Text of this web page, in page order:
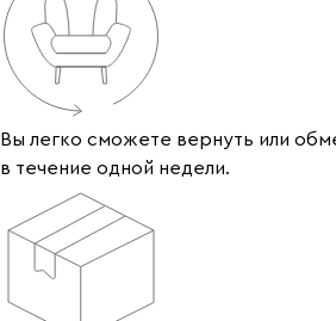
Вы легко сможете вернуть или
в течение одной недели.